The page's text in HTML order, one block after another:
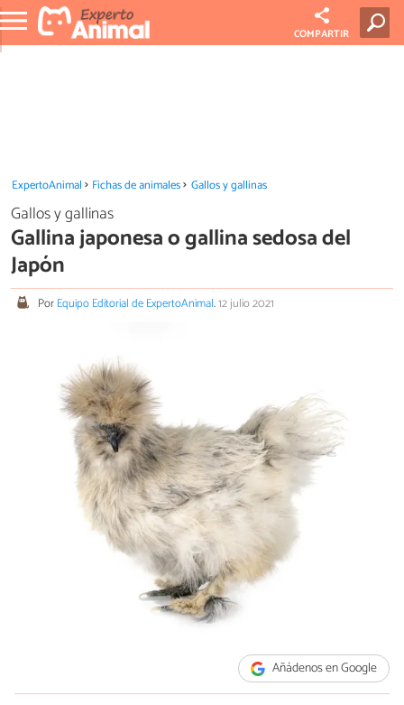
COMPARTIR
ExpertoAnimal Fichas de animales Gallos y gallinas
Gallos y gallinas
Gallina japonesa o gallina sedosa del
Japón
PorEquipo Editorial de ExpertoAnimal.12 julio 2021
Añádenos en Google